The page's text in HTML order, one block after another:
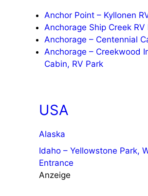
Anchor Point – Kyllonen
Anchorage Ship Creek RV
Anchorage – Centennial
Anchorage – Creekwood
Cabin, RV Park
USA
Alaska
Idaho – Yellowstone Park,
Entrance
Anzeige